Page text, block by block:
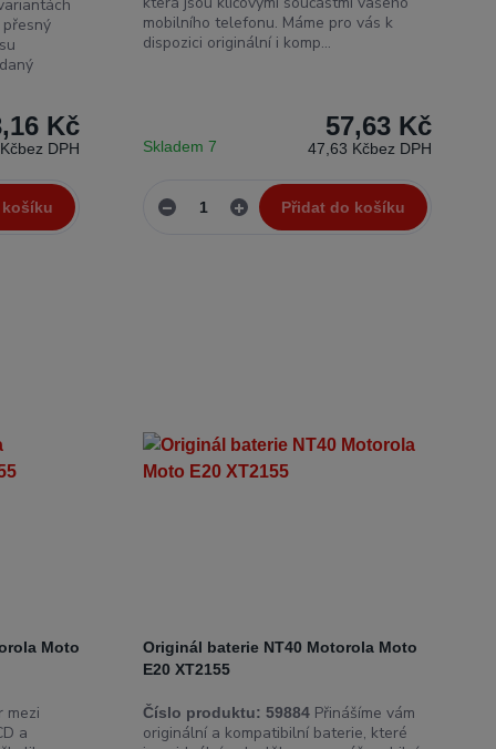
Kč
bez DPH
mobilního telefonu. Máme pro vás k
dispozici originální i komp...
57,63 Kč
47,63 Kčbez DPH
Skladem 7
Přidat do košíku
Moto
mezi
a
Originál baterie NT40 Motorola Moto
E20 XT2155
Číslo produktu: 59884 Přinášíme vám
originální a kompatibilní baterie, které